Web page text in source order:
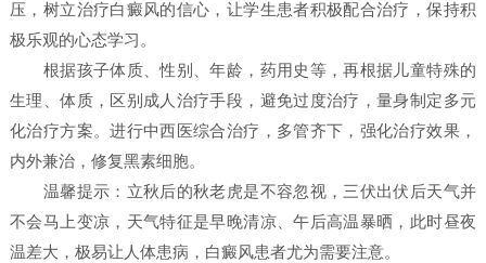
压，树立治疗白癜风的信心，让学生患者积极配合治疗，保持积
极乐观的心态学习。
根据孩子体质、性别、年龄，药用史等，再根据儿童特殊的
生理、体质，区别成人治疗手段，避免过度治疗，量身制定多元
化治疗方案。进行中西医综合治疗，多管齐下，强化治疗效果，
内外兼治，修复黑素细胞。
温馨提示：立秋后的秋老虎是不容忽视，三伏出伏后天气并
不会马上变凉，天气特征是早晚清凉、午后高温暴晒，此时昼夜
温差大，极易让人体患病，白癜风患者尤为需要注意。